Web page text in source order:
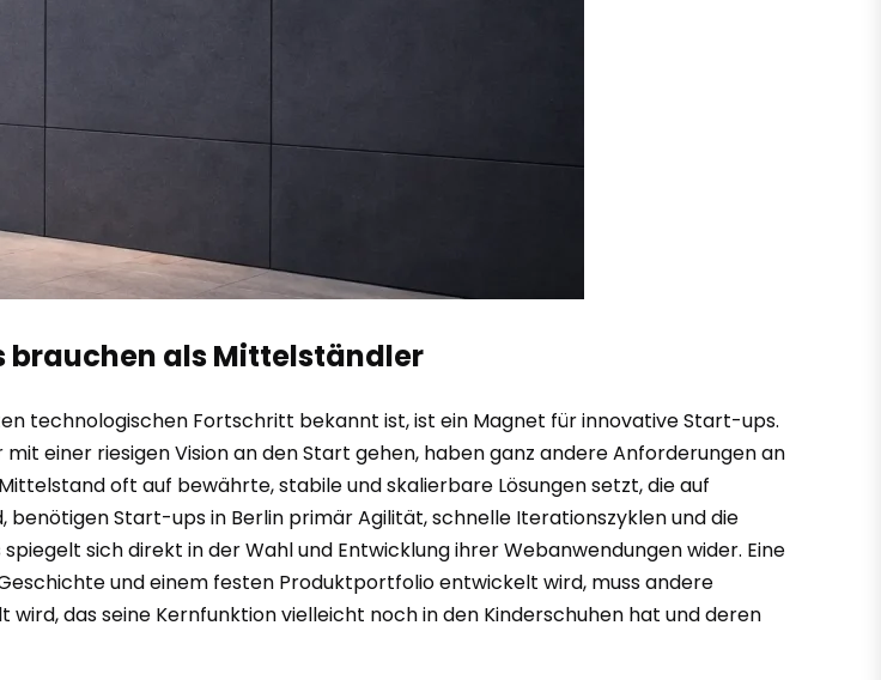
brauchen als Mittelständler
technologischen Fortschritt bekannt ist, ist ein Magnet für innovative Start-ups.
einer riesigen Vision an den Start gehen, haben ganz andere Anforderungen an
oft auf bewährte, stabile und skalierbare Lösungen setzt, die auf
benötigen Start-ups in Berlin primär Agilität, schnelle Iterationszyklen und die
sich direkt in der Wahl und Entwicklung ihrer Webanwendungen wider. Eine
und einem festen Produktportfolio entwickelt wird, muss andere
das seine Kernfunktion vielleicht noch in den Kinderschuhen hat und deren